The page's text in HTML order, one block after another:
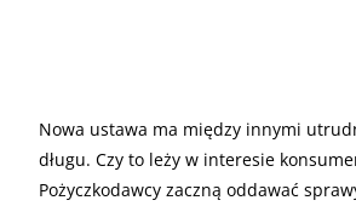
Nowa ustawa ma między innymi
długu. Czy to leży w interesie
Pożyczkodawcy zaczną oddawać